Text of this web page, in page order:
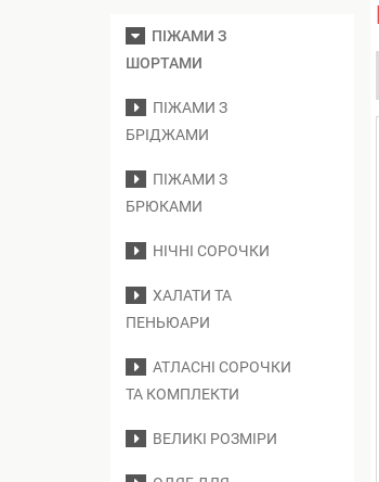
ПІЖАМИ З
ШОРТАМИ
ПІЖАМИ З
БРІДЖАМИ
ПІЖАМИ З
БРЮКАМИ
НІЧНІ СОРОЧКИ
ХАЛАТИ ТА
ПЕНЬЮАРИ
АТЛАСНІ СОРОЧКИ
ТА КОМПЛЕКТИ
ВЕЛИКІ РОЗМІРИ